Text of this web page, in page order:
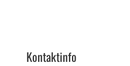
Kontaktinfo